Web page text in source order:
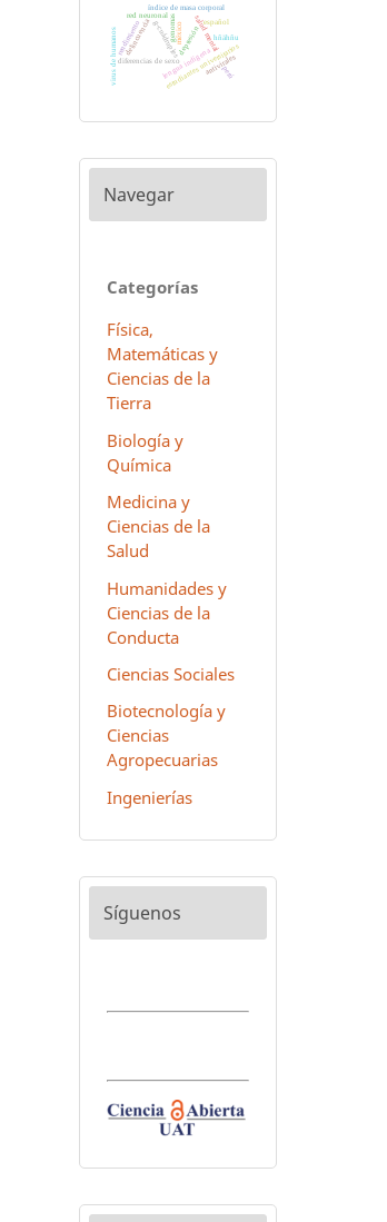
depresión
estudiantes universitarios
diferencias de sexo
salud mental
g-cuádruples
virus de humanos genomas
antivirales
delincuencia
perú
lengua indígena
hñähñu
español
red neuronal
índice de masa corporal
méxico
rendimiento
Navegar
Categorías
Física,
Matemáticas y
Ciencias de la
Tierra
Biología y
Química
Medicina y
Ciencias de la
Salud
Humanidades y
Ciencias de la
Conducta
Ciencias Sociales
Biotecnología y
Ciencias
Agropecuarias
Ingenierías
Síguenos